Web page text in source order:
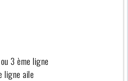
3 ème ligne
ligne aile